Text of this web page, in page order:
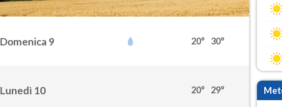
Domenica 9 20° 30°
Lunedì 10 20° 29°